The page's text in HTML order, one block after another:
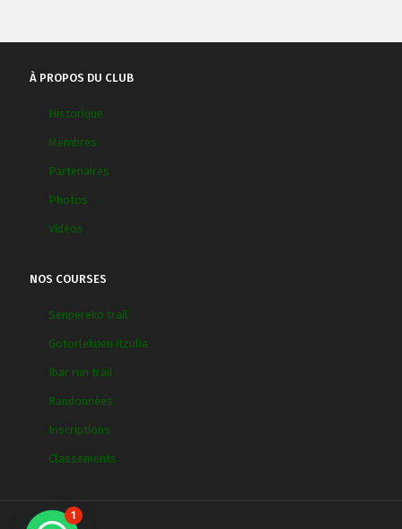
À PROPOS DU CLUB
Historique
Membres
Partenaires
Photos
Vidéos
NOS COURSES
Senpereko trail
Gotorlekuen itzulia
Ibar run trail
Randonnées
Inscriptions
Classements
1